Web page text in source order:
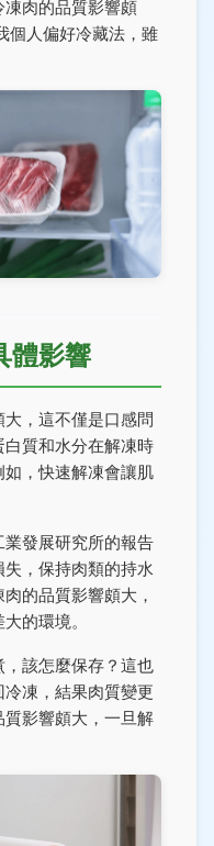
肉的品質影響頗
個人偏好冷藏法，雖
體影響
，這不僅是口感問
質和水分在解凍時
，快速解凍會讓肌
發展研究所的報告
，保持肉類的持水
的品質影響頗大，
的環境。
該怎麼保存？這也
凍，結果肉質變更
影響頗大，一旦解